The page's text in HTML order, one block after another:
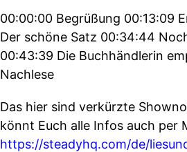
00:00:00 Begrüßung 00:13:09
Der schöne Satz 00:34:44
00:43:39 Die Buchhändlerin
Nachlese
Das hier sind verkürzte
könnt Euch alle Infos auch per
https://steadyhq.com/de/